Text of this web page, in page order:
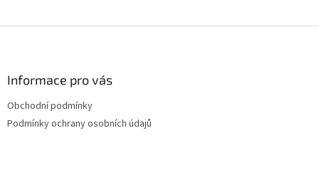
Informace pro vás
Obchodní podmínky
Podmínky ochrany osobních údajů